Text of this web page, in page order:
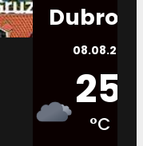
08.08.2026.
25
°C